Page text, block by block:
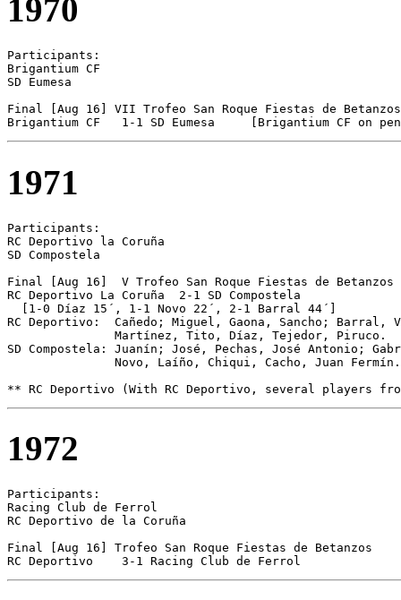
1970
Participants:
Brigantium CF
SD Eumesa
Final [Aug 16] VII Trofeo San Roque Fiestas de Betanzos
Brigantium CF	1-1 SD Eumesa     [Brigantium CF on
1971
Participants:
RC Deportivo la Coruña
SD Compostela
Final [Aug 16]  V Trofeo San Roque Fiestas de
RC Deportivo La Coruña	2-1 SD Compostela
  [1-0 Díaz 15´, 1-1 Novo 22´, 2-1 Barral 44´]
RC Deportivo:  Cañedo; Miguel, Gaona, Sancho; Barral,
               Martínez, Tito, Díaz, Tejedor, Piruco.
SD Compostela: Juanín; José, Pechas, José Antonio;
               Novo, Laíño, Chiqui, Cacho, Juan Fermín.
** RC Deportivo (With RC Deportivo, several players
1972
Participants:
Racing Club de Ferrol
RC Deportivo de la Coruña
Final [Aug 16] Trofeo San Roque Fiestas de Betanzos
RC Deportivo	3-1 Racing Club de Ferrol